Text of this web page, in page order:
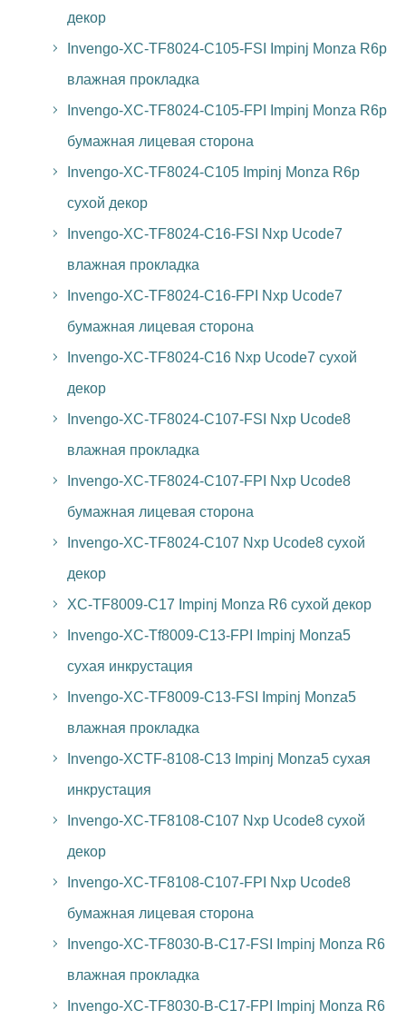
декор
Invengo-XC-TF8024-C105-FSI Impinj Monza R6p
влажная прокладка
Invengo-XC-TF8024-C105-FPI Impinj Monza R6p
бумажная лицевая сторона
Invengo-XC-TF8024-C105 Impinj Monza R6p
сухой декор
Invengo-XC-TF8024-C16-FSI Nxp Ucode7
влажная прокладка
Invengo-XC-TF8024-C16-FPI Nxp Ucode7
бумажная лицевая сторона
Invengo-XC-TF8024-C16 Nxp Ucode7 сухой
декор
Invengo-XC-TF8024-C107-FSI Nxp Ucode8
влажная прокладка
Invengo-XC-TF8024-C107-FPI Nxp Ucode8
бумажная лицевая сторона
Invengo-XC-TF8024-C107 Nxp Ucode8 сухой
декор
XC-TF8009-C17 Impinj Monza R6 сухой декор
Invengo-XC-Tf8009-C13-FPI Impinj Monza5
сухая инкрустация
Invengo-XC-TF8009-C13-FSI Impinj Monza5
влажная прокладка
Invengo-XCTF-8108-C13 Impinj Monza5 сухая
инкрустация
Invengo-XC-TF8108-C107 Nxp Ucode8 сухой
декор
Invengo-XC-TF8108-C107-FPI Nxp Ucode8
бумажная лицевая сторона
Invengo-XC-TF8030-B-C17-FSI Impinj Monza R6
влажная прокладка
Invengo-XC-TF8030-B-C17-FPI Impinj Monza R6